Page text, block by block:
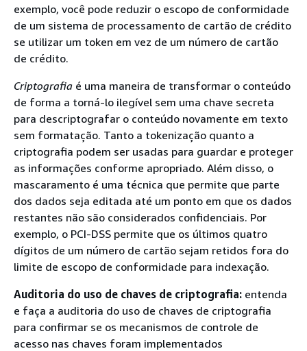
exemplo, você pode reduzir o escopo de conformidade
de um sistema de processamento de cartão de crédito
se utilizar um token em vez de um número de cartão
de crédito.
Criptografia é uma maneira de transformar o conteúdo
de forma a torná-lo ilegível sem uma chave secreta
para descriptografar o conteúdo novamente em texto
sem formatação. Tanto a tokenização quanto a
criptografia podem ser usadas para guardar e proteger
as informações conforme apropriado. Além disso, o
mascaramento é uma técnica que permite que parte
dos dados seja editada até um ponto em que os dados
restantes não são considerados confidenciais. Por
exemplo, o PCI-DSS permite que os últimos quatro
dígitos de um número de cartão sejam retidos fora do
limite de escopo de conformidade para indexação.
Auditoria do uso de chaves de criptografia: entenda
e faça a auditoria do uso de chaves de criptografia
para confirmar se os mecanismos de controle de
acesso nas chaves foram implementados